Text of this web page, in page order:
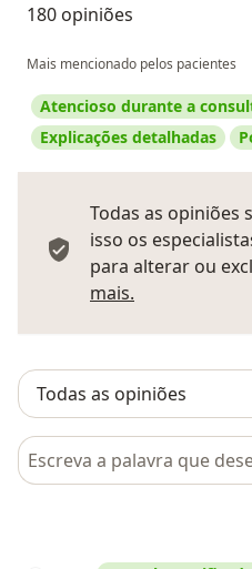
180 opiniões
Mais mencionado pelos pacientes
Atencioso durante a
Explicações detalhadas
Todas as opiniões
isso os
para alterar ou
mais.
Pesquisar em opiniões